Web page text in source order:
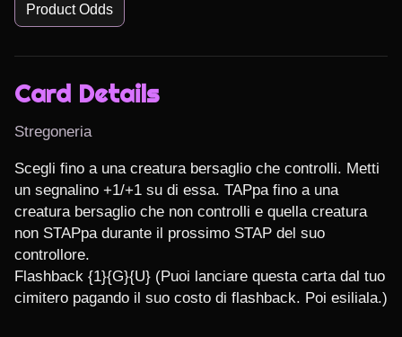
Product Odds
Card Details
Stregoneria
Scegli fino a una creatura bersaglio che controlli. Metti
un segnalino +1/+1 su di essa. TAPpa fino a una
creatura bersaglio che non controlli e quella creatura
non STAPpa durante il prossimo STAP del suo
controllore.
Flashback {1}{G}{U} (Puoi lanciare questa carta dal tuo
cimitero pagando il suo costo di flashback. Poi esiliala.)